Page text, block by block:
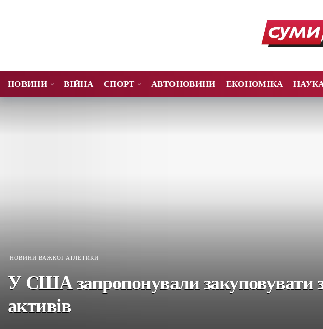
НОВИНИ ВІЙНА СПОРТ АВТОНОВИНИ ЕКОНОМІКА
НОВИНИ ВАЖКОЇ АТЛЕТИКИ
У США запропонували закуповувати
активів